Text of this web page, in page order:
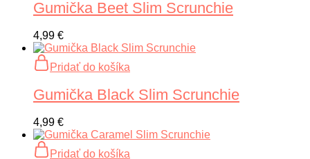
Gumička Beet Slim Scrunchie
4,99 €
Pridať do košíka
Gumička Black Slim Scrunchie
4,99 €
Pridať do košíka